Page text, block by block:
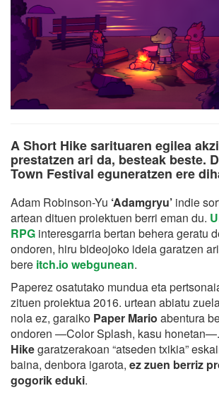
A Short Hike sarituaren egilea
prestatzen ari da, besteak beste.
Town Festival eguneratzen ere
Adam Robinson-Yu ‘Adamgryu’ indie
artean dituen proiektuen berri eman du.
RPG interesgarria bertan behera geratu
ondoren, hiru bideojoko ideia garatzen
bere itch.io webgunean.
Paperez osatutako mundua eta
zituen proiektua 2016. urtean abiatu
nola ez, garaiko Paper Mario abentura
ondoren —Color Splash, kasu honetan—.
Hikegaratzerakoan “atseden txikia”
baina, denbora igarota, ez zuen berriz
gogorik eduki.